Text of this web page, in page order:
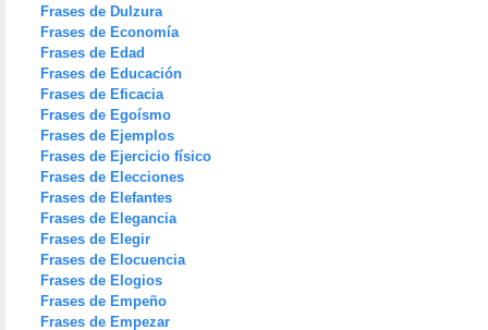
Frases de Dulzura
Frases de Economía
Frases de Edad
Frases de Educación
Frases de Eficacia
Frases de Egoísmo
Frases de Ejemplos
Frases de Ejercicio físico
Frases de Elecciones
Frases de Elefantes
Frases de Elegancia
Frases de Elegir
Frases de Elocuencia
Frases de Elogios
Frases de Empeño
Frases de Empezar